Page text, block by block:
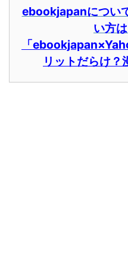
ebookjapanについ
い方
「
リットだらけ？